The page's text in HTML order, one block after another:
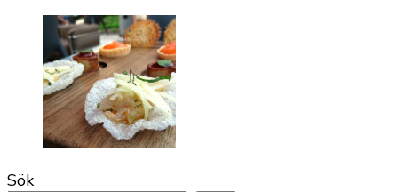
Sök